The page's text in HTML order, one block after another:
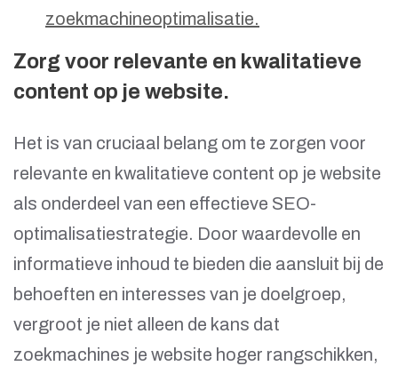
zoekmachineoptimalisatie.
Zorg voor relevante en kwalitatieve
content op je website.
Het is van cruciaal belang om te zorgen voor
relevante en kwalitatieve content op je website
als onderdeel van een effectieve SEO-
optimalisatiestrategie. Door waardevolle en
informatieve inhoud te bieden die aansluit bij de
behoeften en interesses van je doelgroep,
vergroot je niet alleen de kans dat
zoekmachines je website hoger rangschikken,